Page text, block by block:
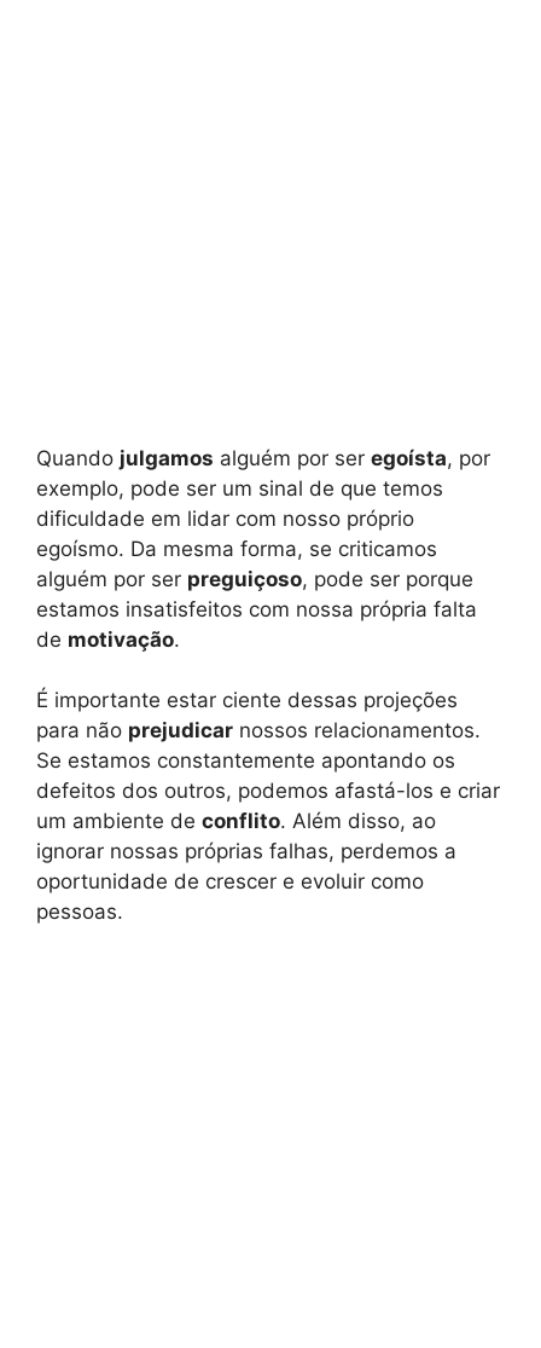
Quando julgamos alguém por ser egoísta, por
exemplo, pode ser um sinal de que temos
dificuldade em lidar com nosso próprio
egoísmo. Da mesma forma, se criticamos
alguém por ser preguiçoso, pode ser porque
estamos insatisfeitos com nossa própria falta
de motivação.
É importante estar ciente dessas projeções
para não prejudicar nossos relacionamentos.
Se estamos constantemente apontando os
defeitos dos outros, podemos afastá-los e criar
um ambiente de conflito. Além disso, ao
ignorar nossas próprias falhas, perdemos a
oportunidade de crescer e evoluir como
pessoas.